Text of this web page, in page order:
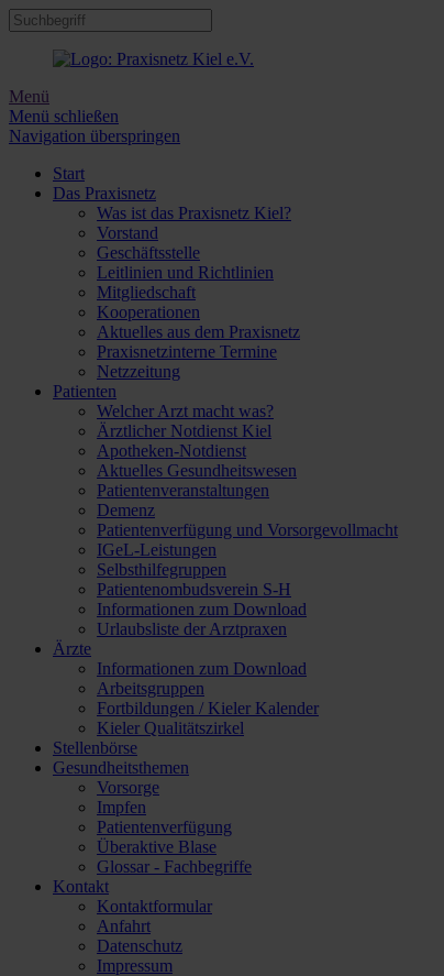
Menü
Menü schließen
Navigation überspringen
Start
Das Praxisnetz
Was ist das Praxisnetz Kiel?
Vorstand
Geschäftsstelle
Leitlinien und Richtlinien
Mitgliedschaft
Kooperationen
Aktuelles aus dem Praxisnetz
Praxisnetzinterne Termine
Netzzeitung
Patienten
Welcher Arzt macht was?
Ärztlicher Notdienst Kiel
Apotheken-Notdienst
Aktuelles Gesundheitswesen
Patientenveranstaltungen
Demenz
Patientenverfügung und Vorsorgevollmacht
IGeL-Leistungen
Selbsthilfegruppen
Patientenombudsverein S-H
Informationen zum Download
Urlaubsliste der Arztpraxen
Ärzte
Informationen zum Download
Arbeitsgruppen
Fortbildungen / Kieler Kalender
Kieler Qualitätszirkel
Stellenbörse
Gesundheitsthemen
Vorsorge
Impfen
Patientenverfügung
Überaktive Blase
Glossar - Fachbegriffe
Kontakt
Kontaktformular
Anfahrt
Datenschutz
Impressum